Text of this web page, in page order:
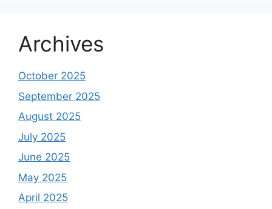
Archives
October 2025
September 2025
August 2025
July 2025
June 2025
May 2025
April 2025